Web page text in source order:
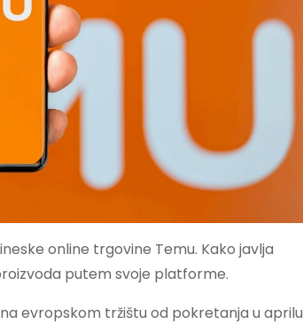
online trgovine Temu. Kako javlja
putem svoje platforme.
evropskom tržištu od pokretanja u aprilu